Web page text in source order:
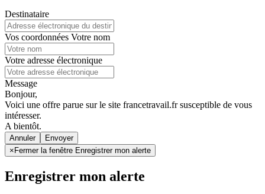
Destinataire
Vos coordonnées Votre nom
Votre adresse électronique
Message
Bonjour,
Voici une offre parue sur le site francetravail.fr susceptible de vous
intéresser.
A bientôt.
Annuler
× Fermer la fenêtre Enregistrer mon alerte
Enregistrer mon alerte